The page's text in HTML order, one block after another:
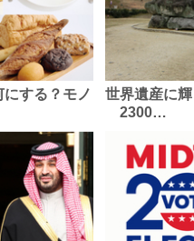
する？モノ
世界遺産に輝
2300…